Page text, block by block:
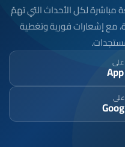
لكم متابعة مباشرة لكل الأحداث التي تهمّ
مع إشعارات فورية وتغطية